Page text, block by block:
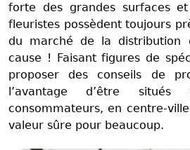
forte des grandes surfaces
fleuristes possèdent toujours
du marché de la
cause ! Faisant figures de
proposer des conseils de
l’avantage d’être
consommateurs, en centre-
valeur sûre pour beaucoup.